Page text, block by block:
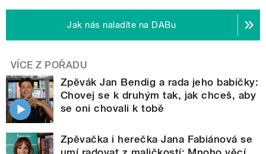
Jak nás naladíte na DABu
VÍCE Z POŘADU
Zpěvák Jan Bendig a rada jeho babičky:
Chovej se k druhým tak, jak chceš, aby
se oni chovali k tobě
Zpěvačka i herečka Jana Fabiánová se